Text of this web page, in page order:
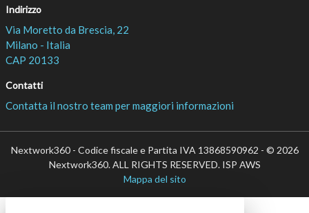
Indirizzo
Via Moretto da Brescia, 22
Milano - Italia
CAP 20133
Contatti
Contatta il nostro team per maggiori informazioni
Nextwork360 - Codice fiscale e Partita IVA 13868590962 - © 2026
Nextwork360. ALL RIGHTS RESERVED. ISP AWS
Mappa del sito